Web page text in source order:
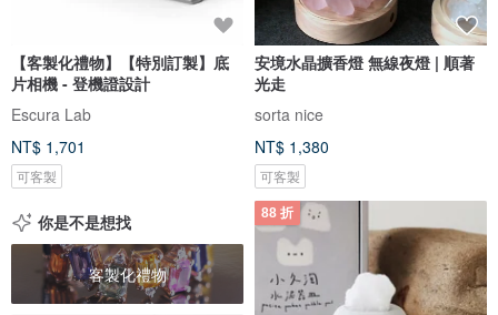
【客製化禮物】【特別訂製】底
片相機 - 登機證設計
Escura Lab
NT$ 1,701
可客製
安境水晶擴香燈 無線夜燈 | 順著
光走
sorta nice
NT$ 1,380
可客製
你是不是想找
客製化禮物
88 折